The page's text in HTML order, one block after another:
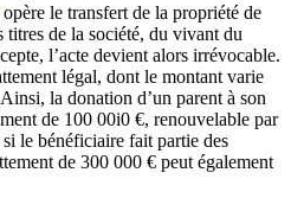
opère le transfert de la propriété de
de la société, du vivant du
l’acte devient alors irrévocable.
légal, dont le montant varie
la donation d’un parent à son
de 100 00i0 €, renouvelable par
le bénéficiaire fait partie des
de 300 000 € peut également